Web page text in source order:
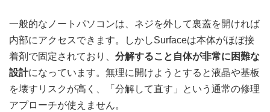
一般的なノートパソコンは、ネジを外して裏蓋を開ければ
内部にアクセスできます。しかしSurfaceは本体がほぼ接
着剤で固定されており、 分解すること自体が非常に困難な
設計になっています。無理に開けようとすると液晶や基板
を壊すリスクが高く、「分解して直す」という通常の修理
アプローチが使えません。